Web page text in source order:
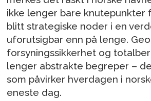
ikke lenger bare knutepunkter
blitt strategiske noder i en
uforutsigbar enn på lenge.
forsyningssikkerhet og
lenger abstrakte begreper –
som påvirker hverdagen i
eneste dag.